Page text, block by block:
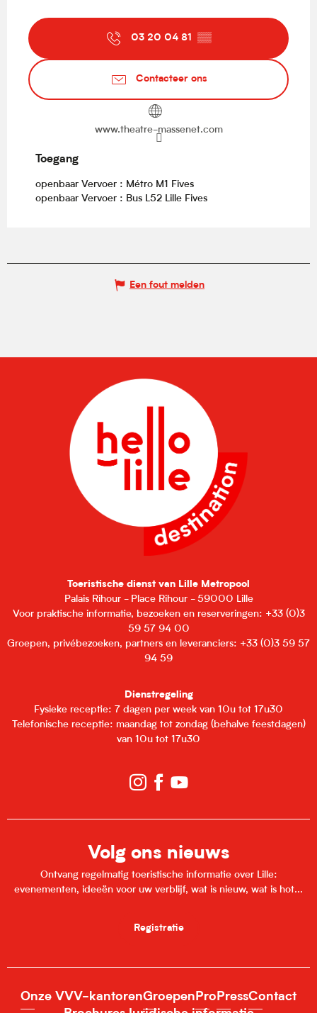
03 20 04 81 ▒▒
Contacteer ons
www.theatre-massenet.com
Toegang
Toegang
openbaar Vervoer : Métro M1 Fives
openbaar Vervoer : Bus L52 Lille Fives
Een fout melden
Toeristische dienst van Lille Metropool
Palais Rihour - Place Rihour - 59000 Lille
Voor praktische informatie, bezoeken en reserveringen: +33 (0)3
59 57 94 00
Groepen, privébezoeken, partners en leveranciers: +33 (0)3 59 57
94 59
Dienstregeling
Fysieke receptie: 7 dagen per week van 10u tot 17u30
Telefonische receptie: maandag tot zondag (behalve feestdagen)
van 10u tot 17u30
Volg ons nieuws
Ontvang regelmatig toeristische informatie over Lille:
evenementen, ideeën voor uw verblijf, wat is nieuw, wat is hot...
Registratie
Onze VVV-kantorenGroepen Pro PressContact